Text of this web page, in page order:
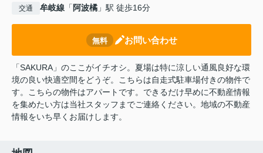
交通 牟岐線 「 阿波橘 」駅 徒歩16分
無料 お問い合わせ
「SAKURA」のここがイチオシ。夏場は特に涼しい通風良好な環
境の良い快適空間をどうぞ。こちらは自走式駐車場付きの物件で
す。こちらの物件はアパートです。できるだけ早めに不動産情報
を集めたい方は当社スタッフまでご連絡ください。地域の不動産
情報をいち早くお届けします。